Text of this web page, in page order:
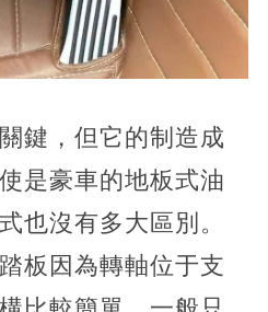
鍵，但它的制造成
是豪車的地板式油
也沒有多大區別。
板因為轉軸位于支